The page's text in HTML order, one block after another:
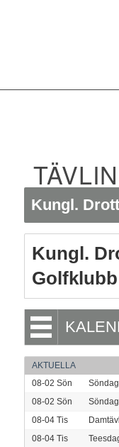
Kungl.
Golfklubb
AKTUELLA
08-02 Sön
08-02 Sön
08-04 Tis
08-04 Tis